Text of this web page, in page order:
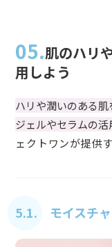
05.肌のハリ
用しよう
ハリや潤いのある
ジェルやセラムの
ェクトワンが提供
5.1. モイスチャ